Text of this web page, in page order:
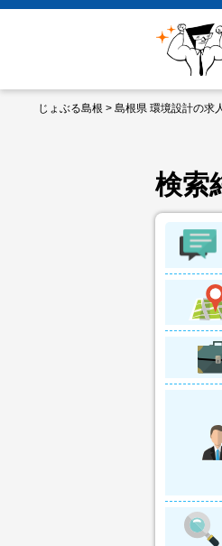
じょぶる島根 > 島根県 環境設計の求
検索